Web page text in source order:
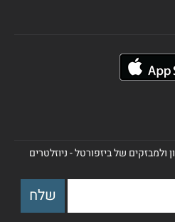
של ביזפורטל - ניוזלטרים